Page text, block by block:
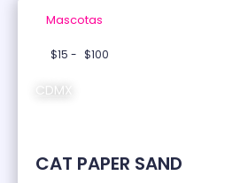
Mascotas
$15 - $100
CDMX
CAT PAPER SAND